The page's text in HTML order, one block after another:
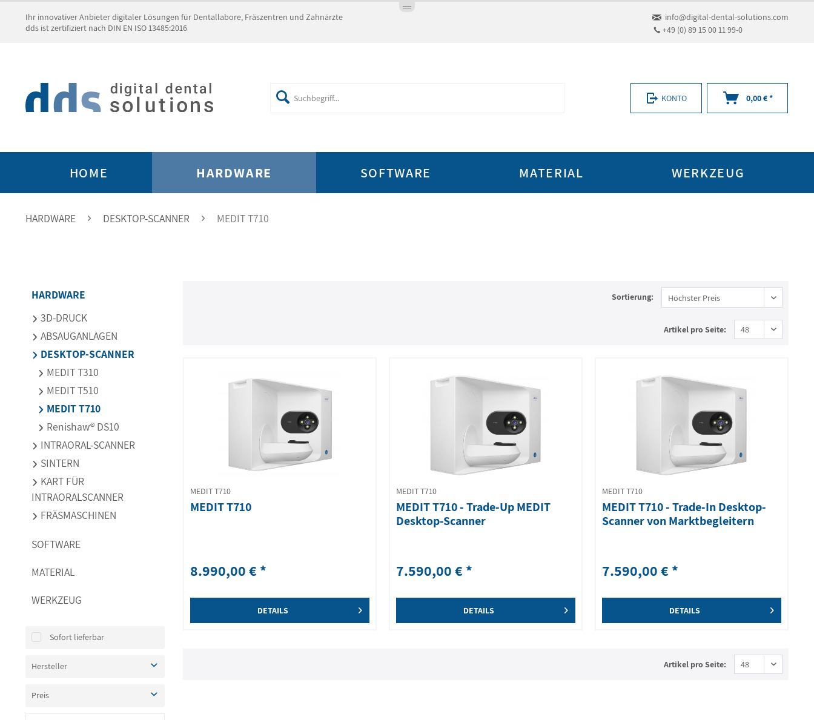
Ihr innovativer Anbieter digitaler Lösungen für Dentallabore, Fräszentren und Zahnärzte
dds ist zertifiziert nach DIN EN ISO 13485:2016
info@digital-dental-solutions.com
+49 (0) 89 15 00 11 99-0
KONTO 0,00 € *
HOME HARDWARE SOFTWARE MATERIAL WERKZEUG
HARDWARE DESKTOP-SCANNER MEDIT T710
HARDWARE
3D-DRUCK
ABSAUGANLAGEN
DESKTOP-SCANNER
MEDIT T310
MEDIT T510
MEDIT T710
Renishaw® DS10
INTRAORAL-SCANNER
SINTERN
KART FÜR
INTRAORALSCANNER
FRÄSMASCHINEN
SOFTWARE
MATERIAL
WERKZEUG
Sofort lieferbar
Hersteller
Preis
Sortierung:
Artikel pro Seite:
MEDIT T710
MEDIT T710
8.990,00 € *
DETAILS
MEDIT T710
MEDIT T710 - Trade-Up MEDIT
Desktop-Scanner
7.590,00 € *
DETAILS
MEDIT T710
MEDIT T710 - Trade-In Desktop-
Scanner von Marktbegleitern
7.590,00 € *
DETAILS
Artikel pro Seite: